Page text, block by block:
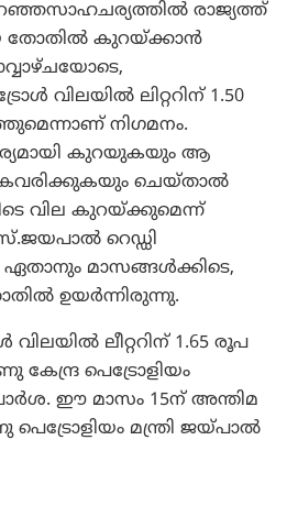
രാജ്യത്ത്
തോതില്‍ കുറയ്ക്കാന്‍
വിലയില്‍ ലിറ്ററിന് 1.50
നിഗമനം.
കുറയുകയും ആ
ചെയ്താല്‍
വില കുറയ്ക്കുമെന്ന്
റെഡ്ഡി
ഏതാനും മാസങ്ങള്‍ക്കിടെ,
ഉയര്‍ന്നിരുന്നു.
ലീറ്ററിന് 1.65 രൂപ
പെട്രോളിയം
ഈ മാസം 15ന് അന്തിമ
മന്ത്രി ജയ്പാല്‍